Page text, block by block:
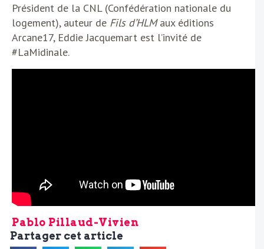
Président de la CNL (Confédération nationale du
logement), auteur de Fils d’HLMaux éditions
Arcane17, Eddie Jacquemart est l’invité de
#LaMidinale.
Pablo Pillaud-Vivien
Partager cet article